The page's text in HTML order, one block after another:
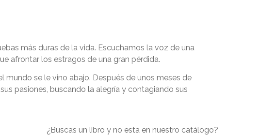
más duras de la vida. Escuchamos la voz de una
afrontar los estragos de una gran pérdida.
mundo se le vino abajo. Después de unos meses de
pasiones, buscando la alegría y contagiando sus
¿Buscas un libro y no esta en nuestro catálogo?